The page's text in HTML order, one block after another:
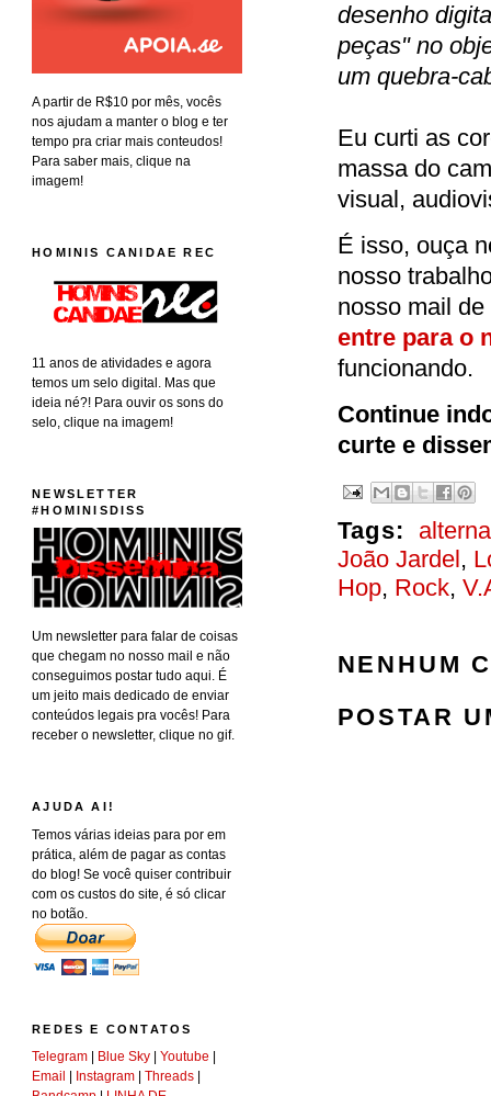
desenho
peças" no
um quebra-
Eu curti as
massa do
visual,
É isso, ouça
nosso
nosso mail
entre para o
funcionando.
Continue
curte e
Tags:
João Jardel,
Hop, Rock,
NENHUM
POSTAR
A partir de R$10 por mês, vocês
nos ajudam a manter o blog e ter
tempo pra criar mais conteudos!
Para saber mais, clique na
imagem!
HOMINIS CANIDAE REC
11 anos de atividades e agora
temos um selo digital. Mas que
ideia né?! Para ouvir os sons do
selo, clique na imagem!
NEWSLETTER
#HOMINISDISS
Um newsletter para falar de coisas
que chegam no nosso mail e não
conseguimos postar tudo aqui. É
um jeito mais dedicado de enviar
conteúdos legais pra vocês! Para
receber o newsletter, clique no gif.
AJUDA AI!
Temos várias ideias para por em
prática, além de pagar as contas
do blog! Se você quiser contribuir
com os custos do site, é só clicar
no botão.
REDES E CONTATOS
Telegram | Blue Sky |Youtube |
Email | Instagram |Threads |